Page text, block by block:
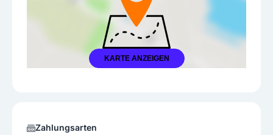
KARTE ANZEIGEN
Zahlungsarten